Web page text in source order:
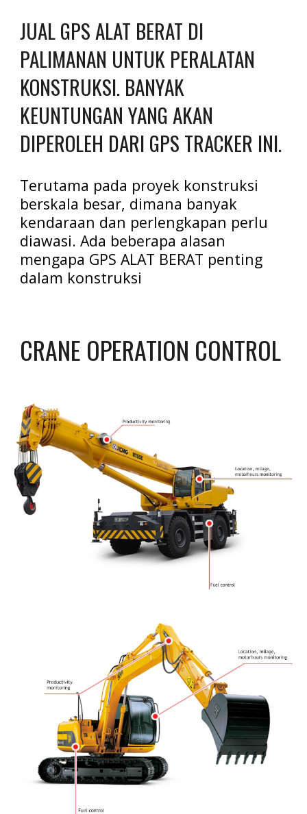
JUAL GPS ALAT BERAT DI
PALIMANAN UNTUK PERALATAN
KONSTRUKSI. BANYAK
KEUNTUNGAN YANG AKAN
DIPEROLEH DARI GPS TRACKER INI.
Terutama pada proyek konstruksi
berskala besar, dimana banyak
kendaraan dan perlengkapan perlu
diawasi. Ada beberapa alasan
mengapa GPS ALAT BERAT penting
dalam konstruksi
CRANE OPERATION CONTROL